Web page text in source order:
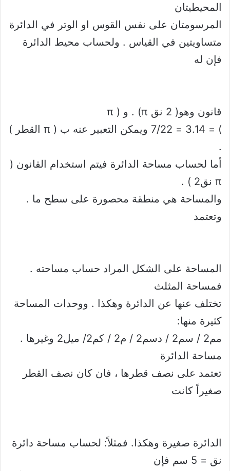
المحيطيتان
المرسومتان على نفس القوس او الوتر في الدائرة
متساويتين في القياس . ولحساب محيط الدائرة
فإن له
قانون وهو( 2 نق π) . و ( π
) = 3.14 = 7/22 ويمكن التعبير عنه ب ( π القطر )
.
أما لحساب مساحة الدائرة فيتم استخدام القانون (
π نق2 ) .
والمساحة هي منطقة محصورة على سطح ما .
وتعتمد
المساحة على الشكل المراد حساب مساحته .
فمساحة المثلث
تختلف عنها عن الدائرة وهكذا . ووحدات المساحة
كثيرة منها:
مم2 / سم2 / دسم2 / م2 / كم2/ ميل2 وغيرها .
مساحة الدائرة
تعتمد على نصف قطرها ، فان كان نصف القطر
صغيراً كانت
الدائرة صغيرة وهكذا. فمثلاً: لحساب مساحة دائرة
نق = 5 سم فإن